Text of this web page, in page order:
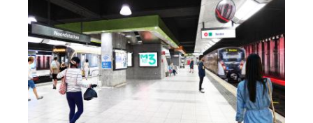
millions
la
conversion
du
pré-
métro